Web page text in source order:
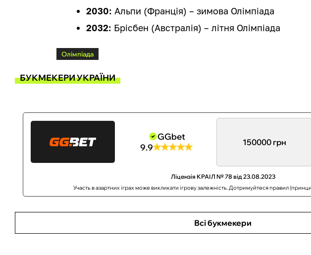
2030: Альпи (Франція) – зимова Олімпіада
2032: Брісбен (Австралія) – літня Олімпіада
Олімпіада
БУКМЕКЕРИ УКРАЇНИ
GGbet
9.9
150000 грн
Ліцензія КРАІЛ № 78 від 23.08.2023
Участь в азартних іграх може викликати ігрову залежність. Дотримуйтеся правил
Всі букмекери